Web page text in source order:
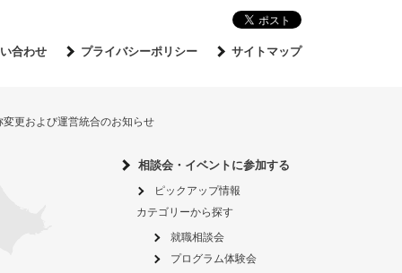
合わせ プライバシーポリシー サイトマップ
更および運営統合のお知らせ
相談会・イベントに参加する
ピックアップ情報
カテゴリーから探す
就職相談会
プログラム体験会